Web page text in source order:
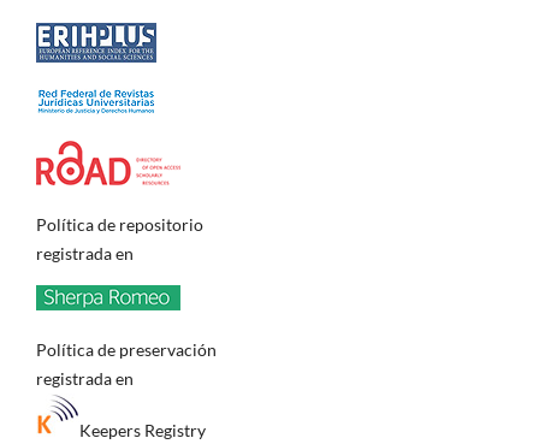
Política de repositorio
registrada en
Política de preservación
registrada en
Keepers Registry